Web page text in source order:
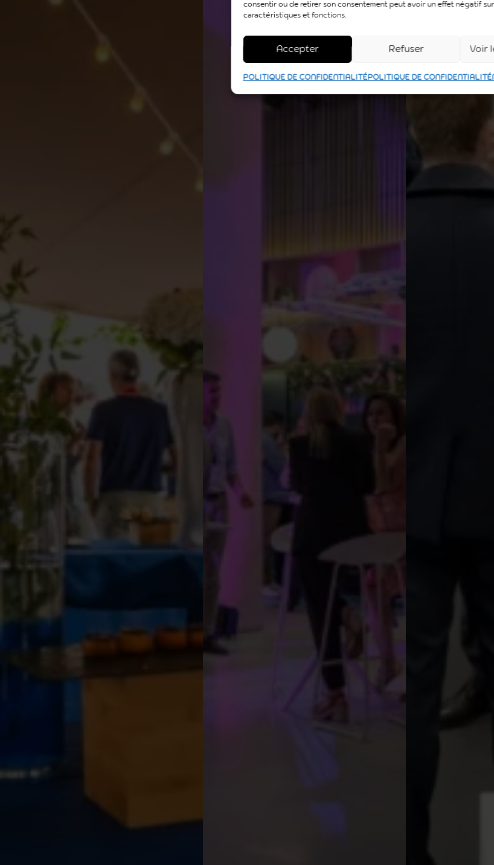
consentir ou de retirer son consentement peut avoir un effet négatif
caractéristiques et fonctions.
Accepter Refuser Voir
POLITIQUE DE CONFIDENTIALITÉPOLITIQUE DE CONFIDENTIALITÉ